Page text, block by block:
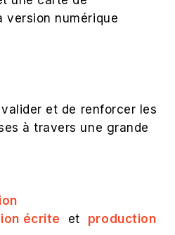
version numérique
et de renforcer les
à travers une grande
écrite et production